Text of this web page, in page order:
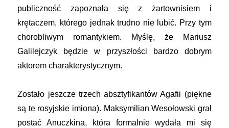
publiczność zapoznała się z żartownisiem i
krętaczem, którego jednak trudno nie lubić. Przy tym
chorobliwym romantykiem. Myślę, że Mariusz
Galilejczyk będzie w przyszłości bardzo dobrym
aktorem charakterystycznym.
Zostało jeszcze trzech absztyfikantów Agafii (piękne
są te rosyjskie imiona). Maksymilian Wesołowski grał
postać Anuczkina, która formalnie wydała mi się